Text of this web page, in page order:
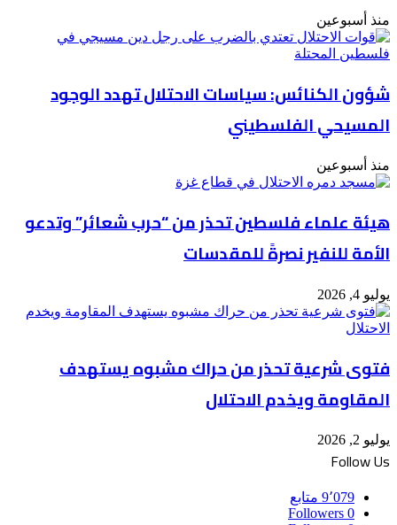
البيت
(ع)"
منذ أسبوعين
شؤون الكنائس: سياسات الاحتلال تهدد الوجود
المسيحي الفلسطيني
منذ أسبوعين
هيئة علماء فلسطين تحذر من “حرب شعائر” وتدعو
الأمة للنفير نصرةً للمقدسات
يوليو 4, 2026
فتوى شرعية تحذر من حراك مشبوه يستهدف
المقاومة ويخدم الاحتلال
يوليو 2, 2026
Follow Us
9٬079 متابع
0
Followers